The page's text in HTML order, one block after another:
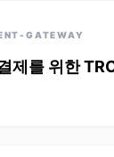
GATEWAY
제를 위한